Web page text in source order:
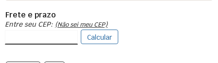
Frete e prazo
Entre seu CEP: (Não sei meu CEP)
Calcular